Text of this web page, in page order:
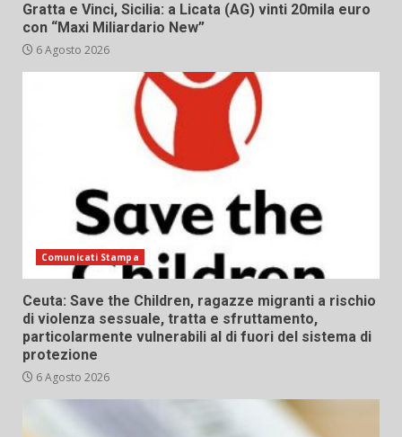
Gratta e Vinci, Sicilia: a Licata (AG) vinti 20mila euro
con “Maxi Miliardario New”
6 Agosto 2026
Comunicati Stampa
Ceuta: Save the Children, ragazze migranti a rischio
di violenza sessuale, tratta e sfruttamento,
particolarmente vulnerabili al di fuori del sistema di
protezione
6 Agosto 2026